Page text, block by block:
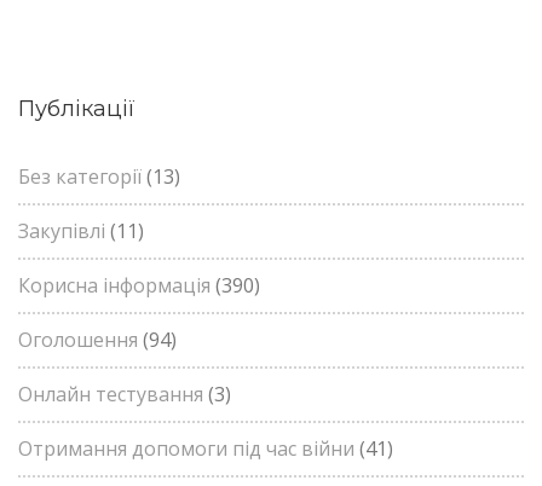
Публікації
Без категорії(13)
Закупівлі (11)
Корисна інформація (390)
Оголошення (94)
Онлайн тестування (3)
Отримання допомоги під час війни (41)